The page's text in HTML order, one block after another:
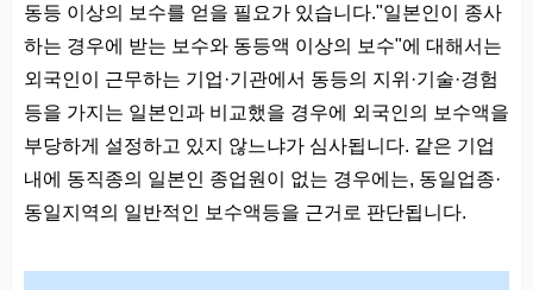
동등 이상의 보수를 얻을 필요가 있습니다."일본인이 종사
하는 경우에 받는 보수와 동등액 이상의 보수"에 대해서는
외국인이 근무하는 기업·기관에서 동등의 지위·기술·경험
등을 가지는 일본인과 비교했을 경우에 외국인의 보수액을
부당하게 설정하고 있지 않느냐가 심사됩니다. 같은 기업
내에 동직종의 일본인 종업원이 없는 경우에는, 동일업종·
동일지역의 일반적인 보수액등을 근거로 판단됩니다.